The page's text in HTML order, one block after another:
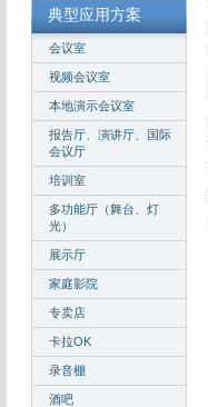
典型应用方案
会议室
视频会议室
本地演示会议室
报告厅、演讲厅、国际
会议厅
培训室
多功能厅（舞台、灯
光）
展示厅
家庭影院
专卖店
卡拉OK
录音棚
酒吧